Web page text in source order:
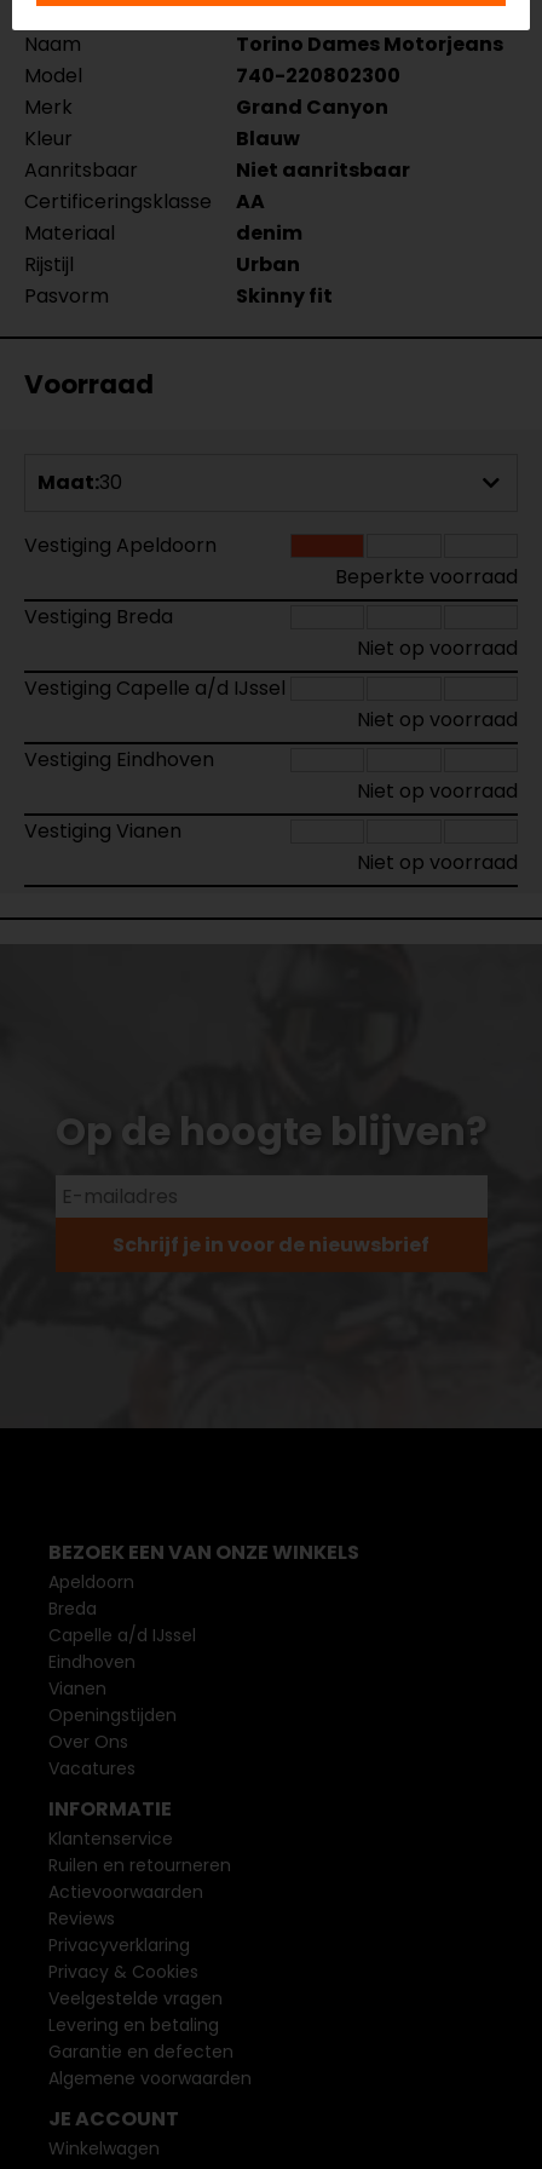
Naam
Torino Dames Motorjeans
Model
740-220802300
Merk
Grand Canyon
Kleur
Blauw
Aanritsbaar
Niet aanritsbaar
Certificeringsklasse
AA
Materiaal
denim
Rijstijl
Urban
Pasvorm
Skinny fit
Voorraad
Maat:30
Vestiging Apeldoorn
Beperkte voorraad
Vestiging Breda
Niet op voorraad
Vestiging Capelle a/d IJssel
Niet op voorraad
Vestiging Eindhoven
Niet op voorraad
Vestiging Vianen
Niet op voorraad
Op de hoogte blijven?
Schrijf je in voor de nieuwsbrief
BEZOEK EEN VAN ONZE WINKELS
Apeldoorn
Breda
Capelle a/d IJssel
Eindhoven
Vianen
Openingstijden
Over Ons
Vacatures
INFORMATIE
Klantenservice
Ruilen en retourneren
Actievoorwaarden
Reviews
Privacyverklaring
Privacy & Cookies
Veelgestelde vragen
Levering en betaling
Garantie en defecten
Algemene voorwaarden
JE ACCOUNT
Winkelwagen